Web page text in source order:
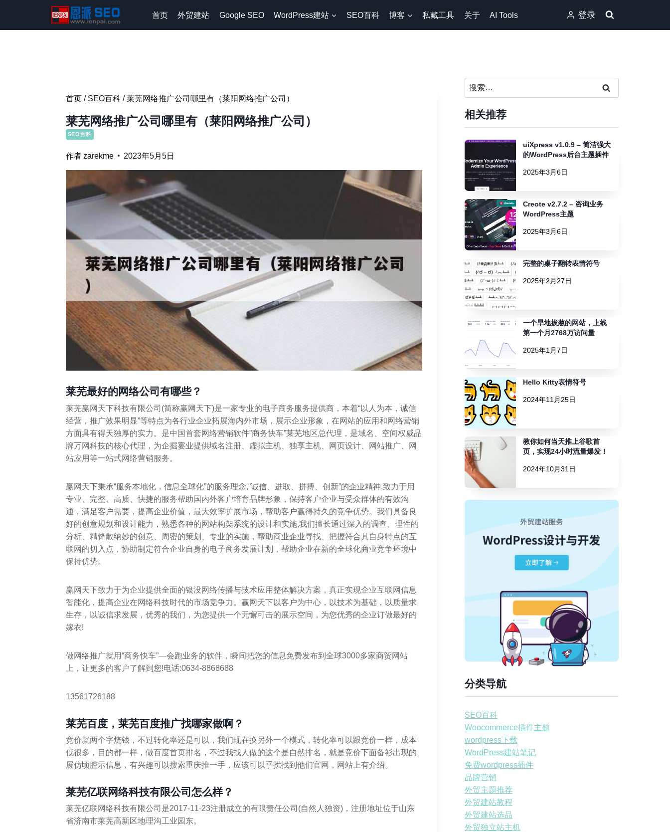
内
首页 外贸建站 Google SEO WordPress建站 SEO百科 博客 私藏工具 关于 AI Tools 登录
首页 / SEO百科 / 莱芜网络推广公司哪里有（莱阳网络推广公司）
莱芜网络推广公司哪里有（莱阳网络推广公司）
SEO百科
作者zarekme 2023年5月5日
莱芜最好的网络公司有哪些？
莱芜赢网天下科技有限公司(简称赢网天下)是一家专业的电子商务服务提供商，本着“以人为本，诚信
经营，推广效果明显”等特点为各行业企业拓展海内外市场，展示企业形象，在网站的应用和网络营销
方面具有得天独厚的实力。是中国首套网络营销软件”商务快车”莱芜地区总代理，是域名、空间权威品
牌万网科技的核心代理，为企掘宴业提供域名注册、虚拟主机、独享主机、网页设计、网站推广、网
站应用等一站式网络营销服务。
赢网天下秉承“服务本地化，信息全球化”的服务理念,“诚信、进取、拼搏、创新”的企业精神,致力于用
专业、完整、高质、快捷的服务帮助国内外客户培育品牌形象，保持客户企业与受众群体的有效沟
通，满足客户需要，提高企业价值，最大效率扩展市场，帮助客户赢得持久的竞争优势。我们具备良
好的创意规划和设计能力，熟悉各种的网站构架系统的设计和实施,我们擅长通过深入的调查、理性的
分析、精锋散纳妙的创意、周密的策划、专业的实施，帮助商业企业寻找、把握符合其自身特点的互
联网的切入点，协助制定符合企业自身的电子商务发展计划，帮助企业在新的全球化商业竞争环境中
保持优势。
赢网天下致力于为企业提供全面的银没网络传播与技术应用整体解决方案，真正实现企业互联网信息
智能化，提高企业在网络科技时代的市场竞争力。赢网天下以客户为中心，以技术为基础，以质量求
生存，以诚信求发展，优秀的我们，为您提供一个无懈可击的展示空间，为您优秀的企业订做最好的
嫁衣!
做网络推广就用“商务快车”—会跑业务的软件，瞬间把您的信息免费发布到全球3000多家商贸网站
上，让更多的客户了解到您!电话:0634-8868688
13561726188
莱芜百度，莱芜百度推广找哪家做啊？
竞价就两个字烧钱，不过转化率还是可以，我们现在换另外一个模式，转化率可以跟竞价一样，成本
低很多，目的都一样，做百度首页排名，不过我找人做的这个是自然排名，就是竞价下面备衫出现的
展仿顷腔示信息，有兴趣可以搜索重庆推一手，应该可以乎扰找到他们官网，网站上有介绍。
莱芜亿联网络科技有限公司怎么样？
莱芜亿联网络科技有限公司是2017-11-23注册成立的有限责任公司(自然人独资)，注册地址位于山东
省济南市莱芜高新区地理沟工业园东。
搜
索：
相关推荐
uiXpress v1.0.9 – 简洁强大
的WordPress后台主题插件
2025年3月6日
Creote v2.7.2 – 咨询业务
WordPress主题
2025年3月6日
完整的桌子翻转表情符号
2025年2月27日
一个旱地拔葱的网站，上线
第一个月2768万访问量
2025年1月7日
Hello Kitty表情符号
2024年11月25日
教你如何当天推上谷歌首
页，实现24小时流量爆发！
2024年10月31日
分类导航
SEO百科
Woocommerce插件主题
wordpress下载
WordPress建站笔记
免费wordpress插件
品牌营销
外贸主题推荐
外贸建站教程
外贸建站选品
外贸独立站主机